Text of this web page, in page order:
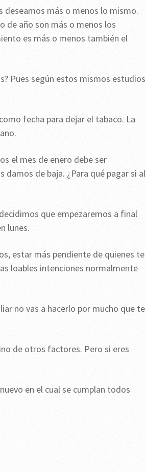
deseamos más o menos lo mismo.
de año son más o menos los
es más o menos también el
Pues según estos mismos estudios
fecha para dejar el tabaco. La
el mes de enero debe ser
de baja. ¿Para qué pagar si al
que empezaremos a final
lunes.
estar más pendiente de quienes te
loables intenciones normalmente
no vas a hacerlo por mucho que te
de otros factores. Pero si eres
en el cual se cumplan todos